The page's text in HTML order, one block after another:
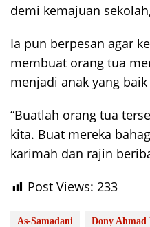
demi kemajuan
Ia pun berpesan agar
membuat orang tua
menjadi anak yang
“Buatlah orang tua
kita. Buat mereka
karimah dan rajin
Post Views: 233
As-Samadani Dony